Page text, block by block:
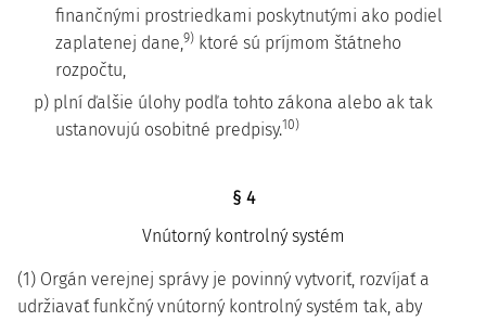
finančnými prostriedkami poskytnutými ako podiel
zaplatenej dane,9) ktoré sú príjmom štátneho
rozpočtu,
p) plní ďalšie úlohy podľa tohto zákona alebo ak tak
ustanovujú osobitné predpisy.10)
§ 4
Vnútorný kontrolný systém
(1) Orgán verejnej správy je povinný vytvoriť, rozvíjať a
udržiavať funkčný vnútorný kontrolný systém tak, aby